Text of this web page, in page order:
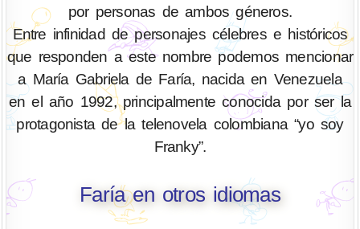
por personas de ambos géneros.
Entre infinidad de personajes célebres e históricos
que responden a este nombre podemos mencionar
a María Gabriela de Faría, nacida en Venezuela
en el año 1992, principalmente conocida por ser la
protagonista de la telenovela colombiana “yo soy
Franky”.
Faría en otros idiomas